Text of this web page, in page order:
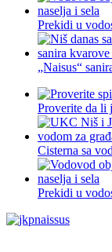
Prekidi u
„Naisus“
Proverite da li
Cisterna sa
Prekidi u